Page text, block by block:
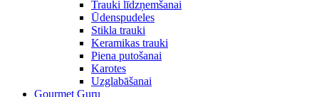
Trauki līdzņemšanai
Ūdenspudeles
Stikla trauki
Keramikas trauki
Piena putošanai
Karotes
Uzglabāšanai
Gourmet Guru